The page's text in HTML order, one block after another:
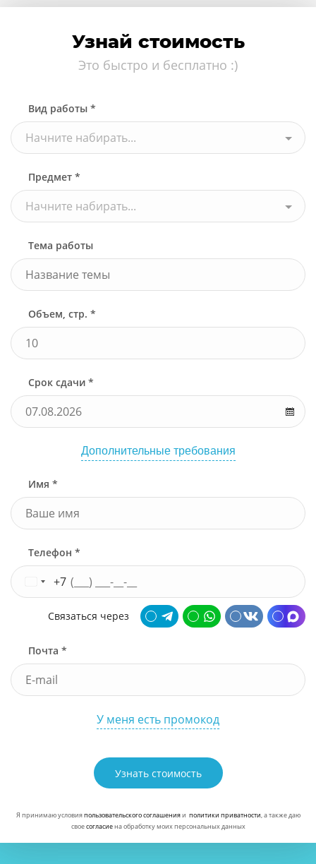
Узнай стоимость
Это быстро и бесплатно :)
Вид работы *
Начните набирать...
Предмет *
Начните набирать...
Тема работы
Объем, стр. *
Срок сдачи *
Дополнительные требования
Имя *
Телефон *
+7
Связаться через
Почта *
У меня есть промокод
Узнать стоимость
Я принимаю условияпользовательского соглашенияи политики приватности, а также даю
своесогласиена обработку моих персональных данных